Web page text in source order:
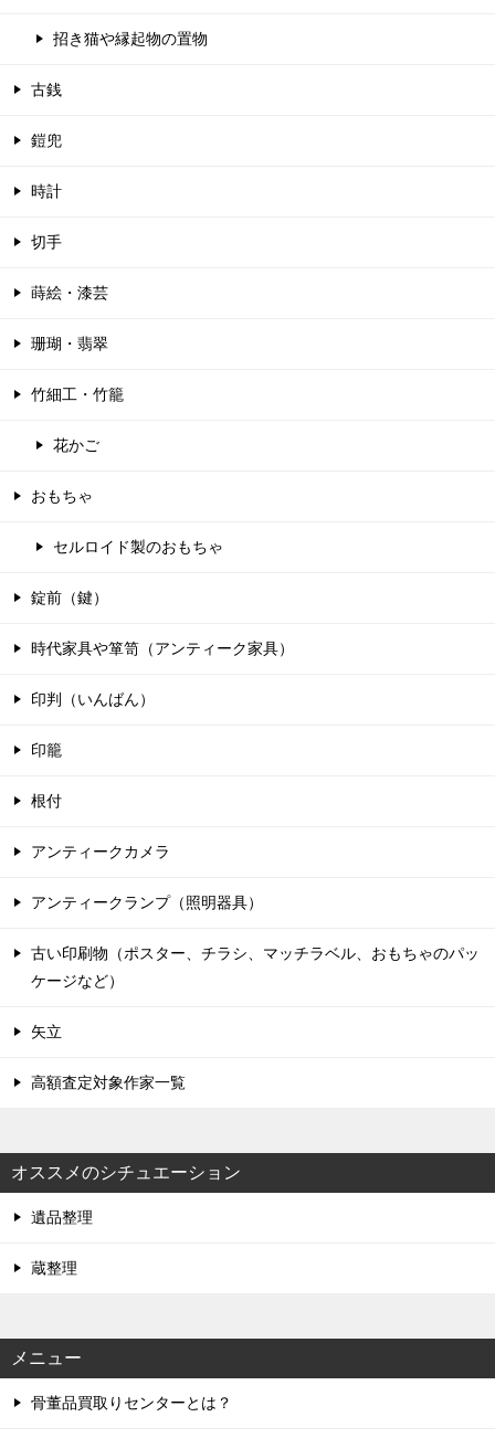
招き猫や縁起物の置物
古銭
鎧兜
時計
切手
蒔絵・漆芸
珊瑚・翡翠
竹細工・竹籠
花かご
おもちゃ
セルロイド製のおもちゃ
錠前（鍵）
時代家具や箪笥（アンティーク家具）
印判（いんばん）
印籠
根付
アンティークカメラ
アンティークランプ（照明器具）
古い印刷物（ポスター、チラシ、マッチラベル、おもちゃのパッ
ケージなど）
矢立
高額査定対象作家一覧
オススメのシチュエーション
遺品整理
蔵整理
メニュー
骨董品買取りセンターとは？